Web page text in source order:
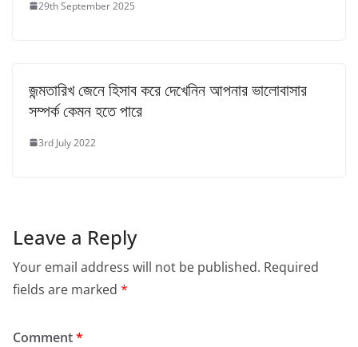
29th September 2025
জন্মতারিখ জেনে হিসাব করে দেখেনিন আপনার ভালোবাসার
সম্পর্ক কেমন হতে পারে
3rd July 2022
Leave a Reply
Your email address will not be published. Required
fields are marked *
Comment*